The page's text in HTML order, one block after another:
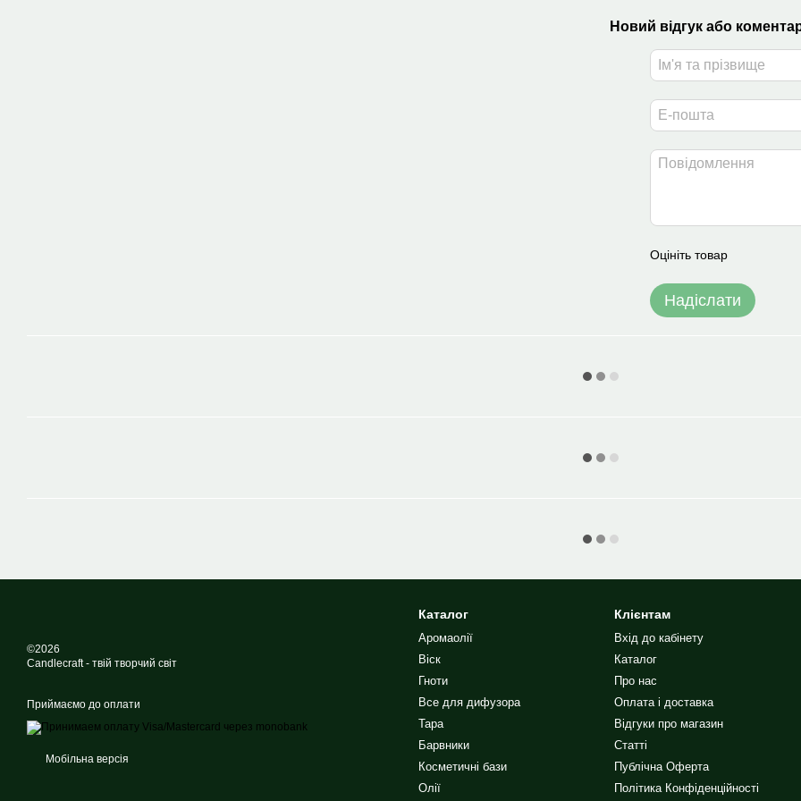
Новий відгук або
Оцініть товар
Надіслати
©2026
Candlecraft - твій творчий світ
Приймаємо до оплати
Мобільна версія
Каталог
Аромаолії
Віск
Гноти
Все для дифузора
Тара
Барвники
Косметичні бази
Олії
Клієнтам
Вхід до кабінету
Каталог
Про нас
Оплата і доставка
Відгуки про магазин
Статті
Публічна Оферта
Політика Конфіденційності